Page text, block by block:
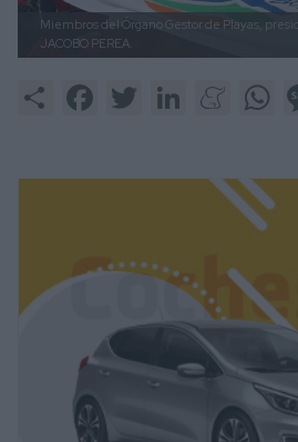
Miembros del Órgano Gestor de Playas,
JACOBO PEREA.
Share FacebookTwitter LinkedIn